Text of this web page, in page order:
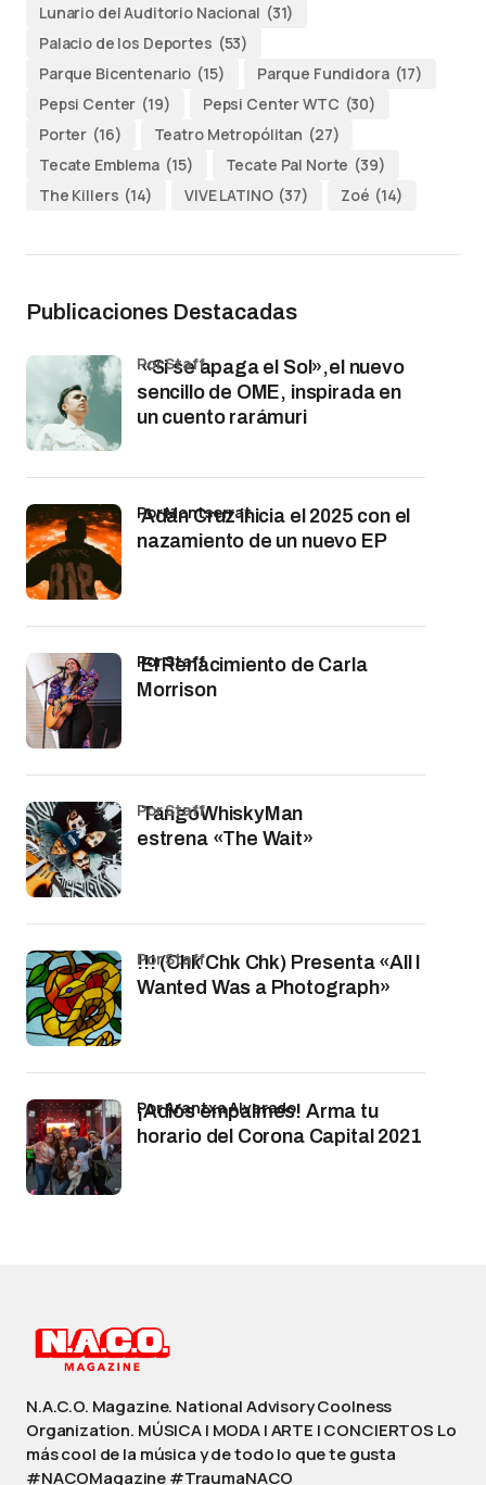
Lunario del Auditorio Nacional (31)
Palacio de los Deportes (53)
Parque Bicentenario (15) Parque Fundidora (17)
Pepsi Center (19) Pepsi Center WTC (30)
Porter (16) Teatro Metropólitan (27)
Tecate Emblema (15) Tecate Pal Norte (39)
The Killers (14) VIVE LATINO (37) Zoé (14)
Publicaciones Destacadas
«Si se apaga el Sol»,el nuevo
sencillo de OME, inspirada en
un cuento rarámuri
por Staff
Adán Cruz inicia el 2025 con el
nazamiento de un nuevo EP
por Montserrat
El Renacimiento de Carla
Morrison
por Staff
TangoWhiskyMan
estrena «The Wait»
por Staff
!!! (Chk Chk Chk) Presenta «All I
Wanted Was a Photograph»
por Staff
¡Adiós empalmes! Arma tu
horario del Corona Capital 2021
por Arantxa Alvarado
N.A.C.O. Magazine. National Advisory Coolness
Organization. MÚSICA | MODA | ARTE | CONCIERTOS Lo
más cool de la música y de todo lo que te gusta
#NACOMagazine #TraumaNACO